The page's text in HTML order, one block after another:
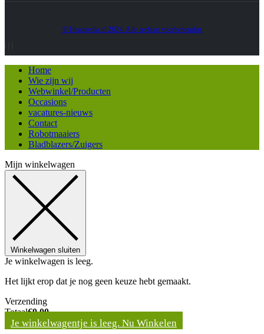
© Heatmedia.nl 2024. Alle rechten voorbehouden
Home
Wie zijn wij
Webwinkel/Producten
Occasions
vacatures-nieuws
Contact
Robotmaaiers
Bladblazers/Zuigers
Mijn winkelwagen
Winkelwagen sluiten
Je winkelwagen is leeg.
Het lijkt erop dat je nog geen keuze hebt gemaakt.
Verzending
Totaal€0,00
Je winkelwagentje is leeg. Nu Winkelen